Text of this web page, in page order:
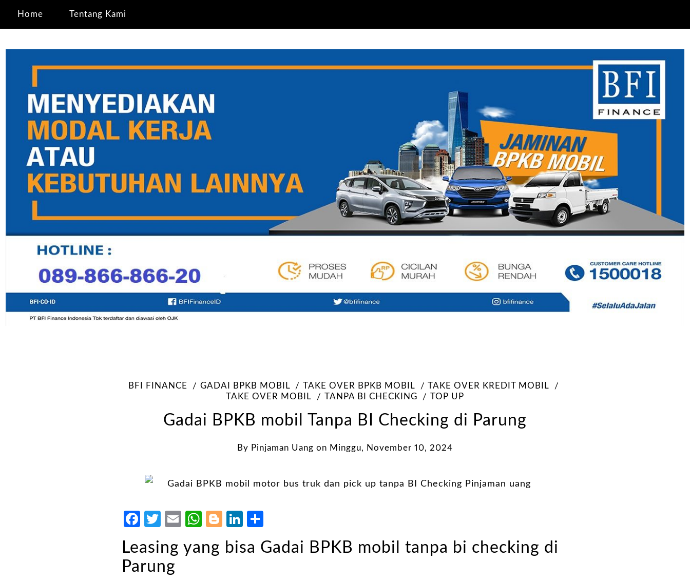
Home Tentang Kami
BFI FINANCE GADAI BPKB MOBIL TAKE OVER BPKB MOBIL
TAKE OVER KREDIT MOBIL
TAKE OVER MOBIL
TANPA BI CHECKING TOP UP
Gadai BPKB mobil Tanpa BI Checking di Parung
By Pinjaman Uang on Minggu, November 10, 2024
Facebook
Twitter
EmailWhatsApp
Blogger
LinkedIn
Leasing yang bisa Gadai BPKB mobil tanpa bi checking di
Parung